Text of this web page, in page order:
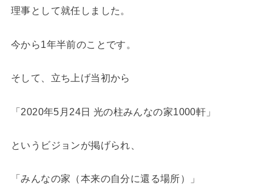
理事として就任しました。
今から1年半前のことです。
そして、立ち上げ当初から
「2020年5月24日 光の柱みんなの家1000軒」
というビジョンが掲げられ、
「みんなの家（本来の自分に還る場所）」